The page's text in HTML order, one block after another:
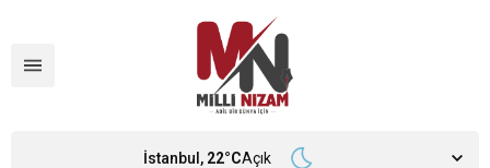
İstanbul, 22°CAçık